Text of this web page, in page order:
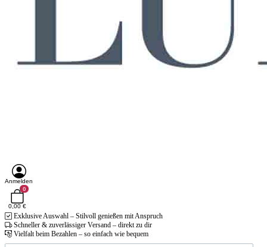
Anmelden
0
0,00 €
Exklusive Auswahl – Stilvoll genießen mit Anspruch
Schneller & zuverlässiger Versand – direkt zu dir
Vielfalt beim Bezahlen – so einfach wie bequem